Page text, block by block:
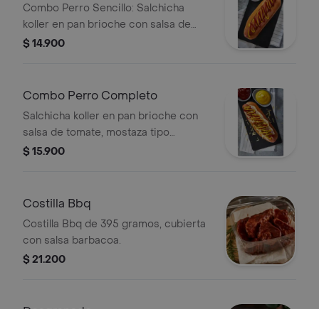
Combo Perro Sencillo: Salchicha
koller en pan brioche con salsa de
tomate y mostaza tipo americano.
$ 14.900
Combo Perro Completo
Salchicha koller en pan brioche con
salsa de tomate, mostaza tipo
americano, papas chips, cebolla roja
$ 15.900
Costilla Bbq
Costilla Bbq de 395 gramos, cubierta
con salsa barbacoa.
$ 21.200